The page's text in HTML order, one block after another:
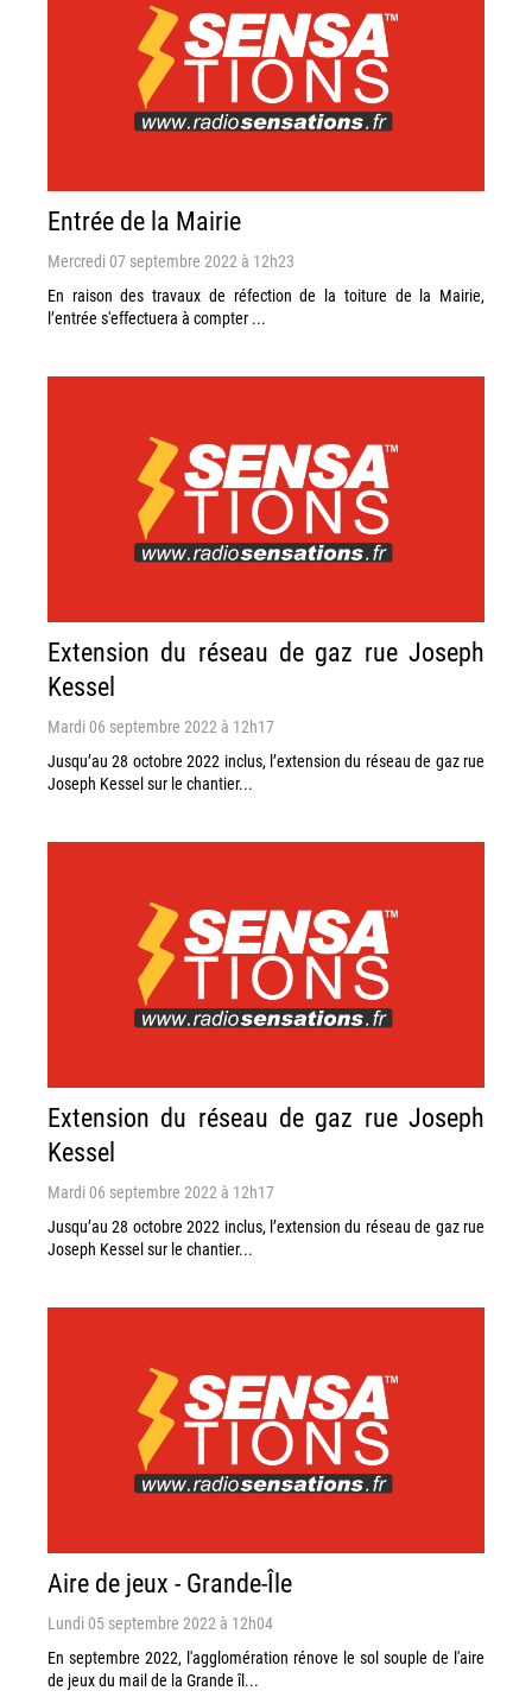
Entrée de la Mairie
Mercredi 07 septembre 2022 à 12h23
En raison des travaux de réfection de la toiture de la Mairie,
l’entrée s'effectuera à compter ...
Extension du réseau de gaz rue Joseph
Kessel
Mardi 06 septembre 2022 à 12h17
Jusqu’au 28 octobre 2022 inclus, l’extension du réseau de gaz rue
Joseph Kessel sur le chantier...
Extension du réseau de gaz rue Joseph
Kessel
Mardi 06 septembre 2022 à 12h17
Jusqu’au 28 octobre 2022 inclus, l’extension du réseau de gaz rue
Joseph Kessel sur le chantier...
Aire de jeux - Grande-Île
Lundi 05 septembre 2022 à 12h04
En septembre 2022, l'agglomération rénove le sol souple de l'aire
de jeux du mail de la Grande îl...